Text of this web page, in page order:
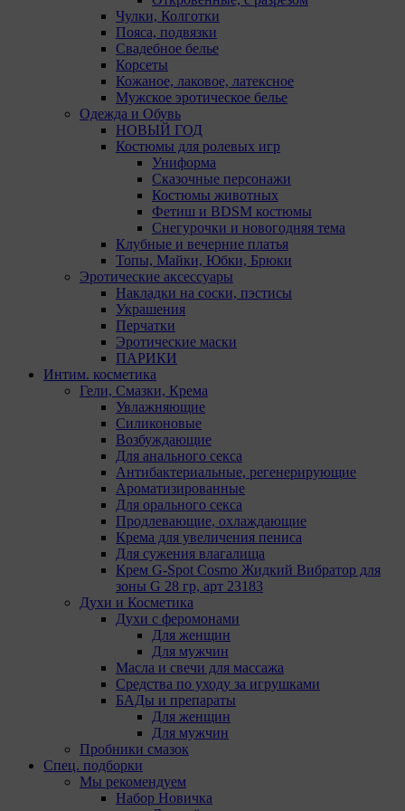
Чулки, Колготки
Пояса, подвязки
Свадебное белье
Корсеты
Кожаное, лаковое, латексное
Мужское эротическое белье
Одежда и Обувь
НОВЫЙ ГОД
Костюмы для ролевых игр
Униформа
Сказочные персонажи
Костюмы животных
Фетиш и BDSM костюмы
Снегурочки и новогодняя тема
Клубные и вечерние платья
Топы, Майки, Юбки, Брюки
Эротические аксессуары
Накладки на соски, пэстисы
Украшения
Перчатки
Эротические маски
ПАРИКИ
Интим. косметика
Гели, Смазки, Крема
Увлажняющие
Силиконовые
Возбуждающие
Для анального секса
Антибактериальные, регенерирующие
Ароматизированные
Для орального секса
Продлевающие, охлаждающие
Крема для увеличения пениса
Для сужения влагалища
Крем G-Spot Cosmo Жидкий Вибратор для
зоны G 28 гр, арт 23183
Духи и Косметика
Духи с феромонами
Для женщин
Для мужчин
Масла и свечи для массажа
Средства по уходу за игрушками
БАДы и препараты
Для женщин
Для мужчин
Пробники смазок
Спец. подборки
Мы рекомендуем
Набор Новичка
Ленинградский проспект, д. 39, стр. 79, БЦ
«SkyLight».
Рекламные Cookie
Компании, которым мы поручаем обработку данных
для данной цели:
Яндекса рекламная сеть (Yandex Mobile Ads,
ADFOX) - сервис показа контекстной рекламы.
Адрес: Yandex Europe AG, Werftestrasse 4, CH-
6005 Luzern, Switzerland.
Google Ads - сервис показа контекстной
рекламы, предоставляемый компанией Google
Ireland Ltd, Gordon House Barrow Street Dublin 4,
D04E5W5 Ireland.
Сохранить мои изменения
Сохранить по умолчанию